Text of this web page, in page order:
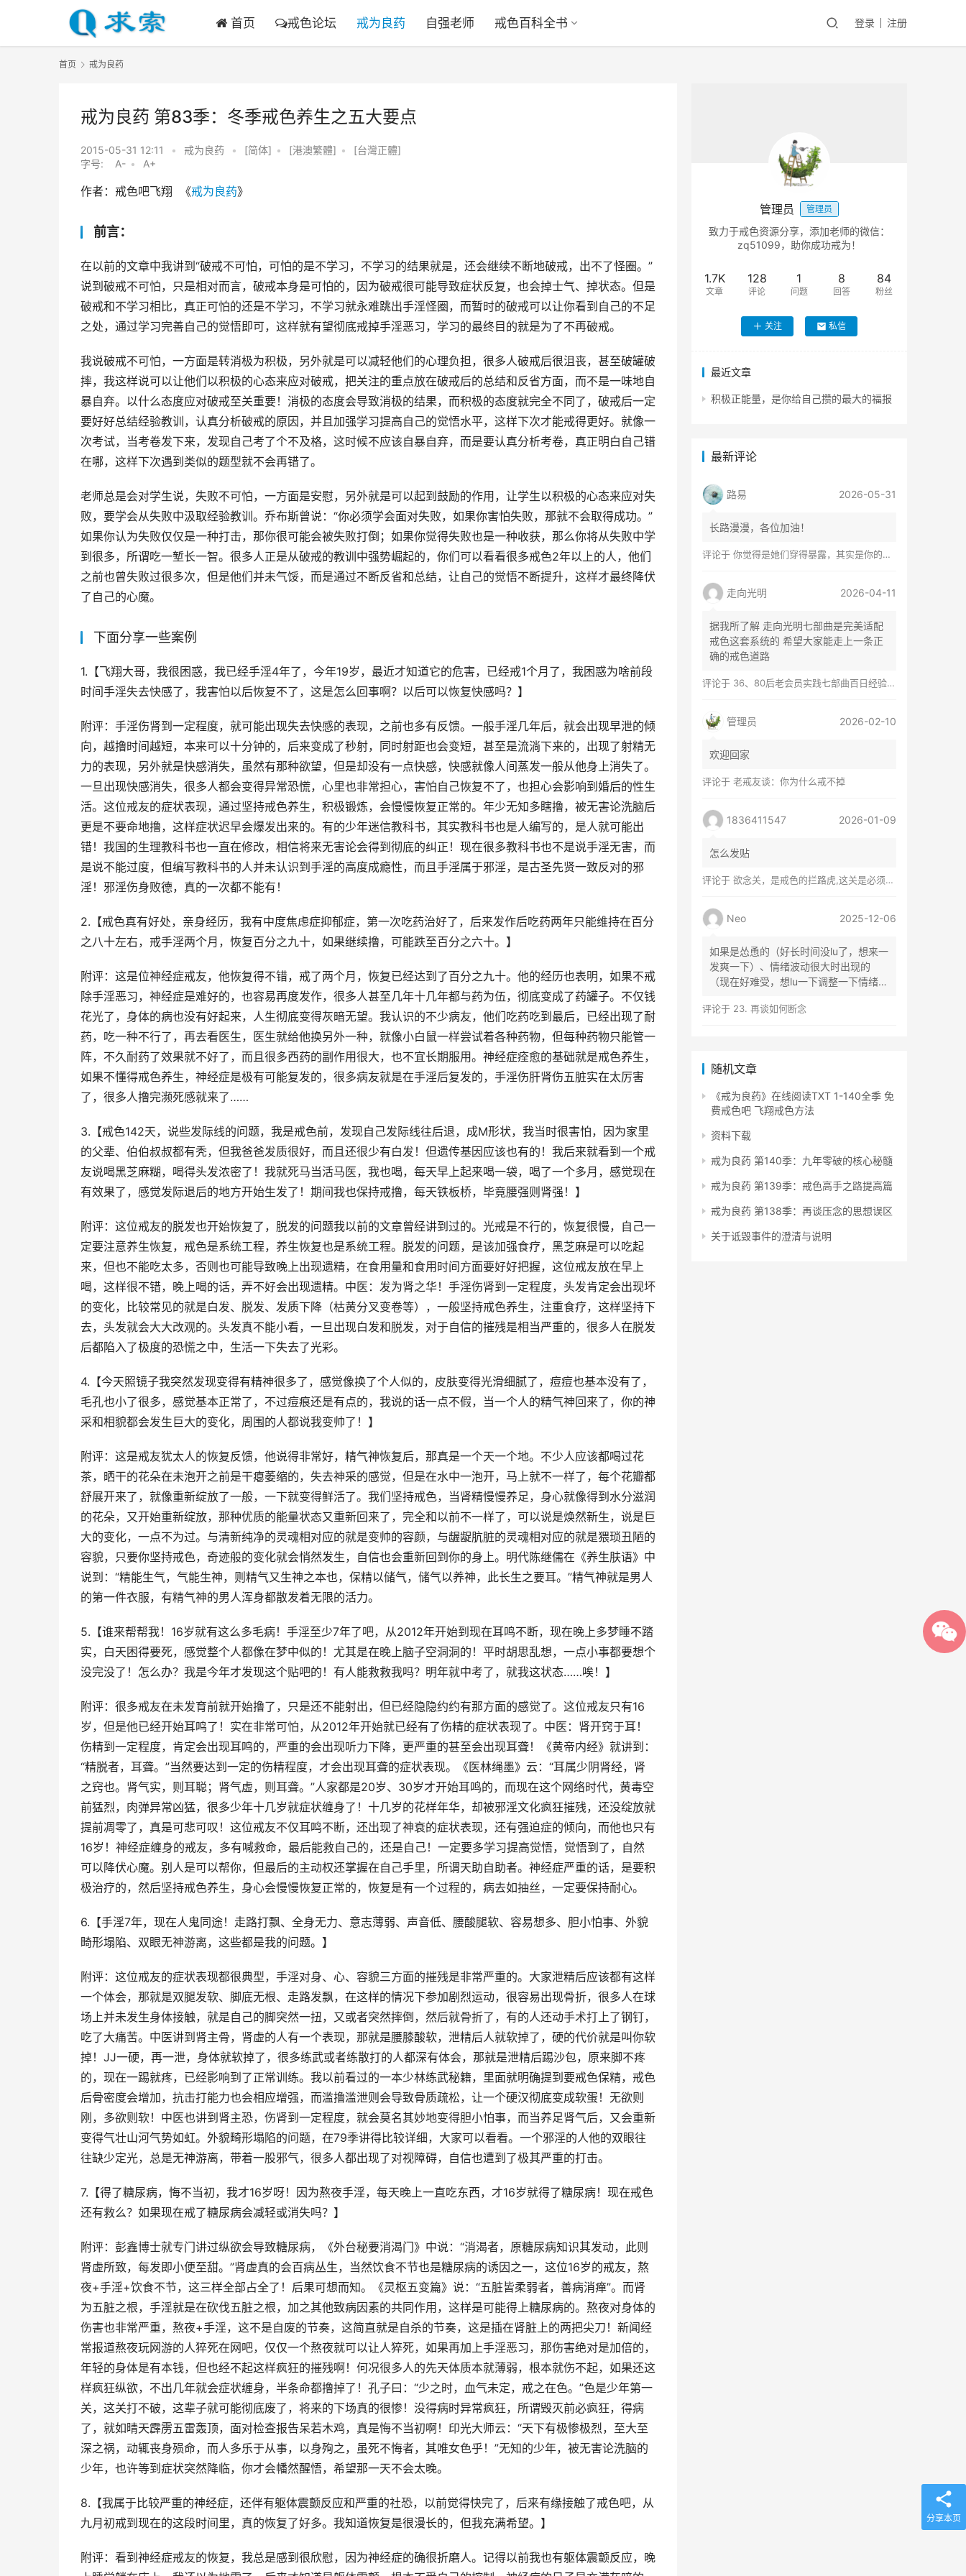
首页 戒色论坛 戒为良药 自强老师 戒色百科全书 登录 注册
首页 戒为良药
戒为良药 第83季：冬季戒色养生之五大要点
2015-05-31 12:11 • 戒为良药 • [简体] • [港澳繁體] •
[台灣正體]
字号:
A- • A+
作者：戒色吧飞翔  《戒为良药》
前言：
在以前的文章中我讲到“破戒不可怕，可怕的是不学习，不学习的结果就是，还会继续不断地破戒，出不了怪圈。”
说到破戒不可怕，只是相对而言，破戒本身是可怕的，因为破戒很可能导致症状反复，也会掉士气、掉状态。但是
破戒和不学习相比，真正可怕的还是不学习，不学习就永难跳出手淫怪圈，而暂时的破戒可以让你看到自己的不足
之处，通过学习完善自己的觉悟即可，这样就有望彻底戒掉手淫恶习，学习的最终目的就是为了不再破戒。
我说破戒不可怕，一方面是转消极为积极，另外就是可以减轻他们的心理负担，很多人破戒后很沮丧，甚至破罐破
摔，我这样说可以让他们以积极的心态来应对破戒，把关注的重点放在破戒后的总结和反省方面，而不是一味地自
暴自弃。以什么态度应对破戒至关重要！消极的态度会导致消极的结果，而积极的态度就完全不同了，破戒后一定
要好好总结经验教训，认真分析破戒的原因，并且加强学习提高自己的觉悟水平，这样下次才能戒得更好。就像一
次考试，当考卷发下来，发现自己考了个不及格，这时候不应该自暴自弃，而是要认真分析考卷，真正明白自己错
在哪，这样下次遇到类似的题型就不会再错了。
老师总是会对学生说，失败不可怕，一方面是安慰，另外就是可以起到鼓励的作用，让学生以积极的心态来应对失
败，要学会从失败中汲取经验教训。乔布斯曾说：“你必须学会面对失败，如果你害怕失败，那就不会取得成功。”
如果你认为失败仅仅是一种打击，那你很可能会被失败打倒；如果你觉得失败也是一种收获，那么你将从失败中学
到很多，所谓吃一堑长一智。很多人正是从破戒的教训中强势崛起的，你们可以看看很多戒色2年以上的人，他们
之前也曾失败过很多次，但是他们并未气馁，而是通过不断反省和总结，让自己的觉悟不断提升，这样才最终降伏
了自己的心魔。
下面分享一些案例
1.【飞翔大哥，我很困惑，我已经手淫4年了，今年19岁，最近才知道它的危害，已经戒1个月了，我困惑为啥前段
时间手淫失去快感了，我害怕以后恢复不了，这是怎么回事啊？以后可以恢复快感吗？】
附评：手淫伤肾到一定程度，就可能出现失去快感的表现，之前也多有反馈。一般手淫几年后，就会出现早泄的倾
向，越撸时间越短，本来可以十分钟的，后来变成了秒射，同时射距也会变短，甚至是流淌下来的，出现了射精无
力的表现，另外就是快感消失，虽然有那种欲望，但是却没有一点快感，快感就像人间蒸发一般从他身上消失了。
一旦出现快感消失，很多人都会变得异常恐慌，心里也非常担心，害怕自己恢复不了，也担心会影响到婚后的性生
活。这位戒友的症状表现，通过坚持戒色养生，积极锻炼，会慢慢恢复正常的。年少无知多瞎撸，被无害论洗脑后
更是不要命地撸，这样症状迟早会爆发出来的。有的少年迷信教科书，其实教科书也是人编写的，是人就可能出
错！我国的生理教科书也一直在修改，相信将来无害论会得到彻底的纠正！现在很多教科书也不是说手淫无害，而
是说不能过度，但编写教科书的人并未认识到手淫的高度成瘾性，而且手淫属于邪淫，是古圣先贤一致反对的邪
淫！邪淫伤身败德，真的一次都不能有！
2.【戒色真有好处，亲身经历，我有中度焦虑症抑郁症，第一次吃药治好了，后来发作后吃药两年只能维持在百分
之八十左右，戒手淫两个月，恢复百分之九十，如果继续撸，可能跌至百分之六十。】
附评：这是位神经症戒友，他恢复得不错，戒了两个月，恢复已经达到了百分之九十。他的经历也表明，如果不戒
除手淫恶习，神经症是难好的，也容易再度发作，很多人甚至几年十几年都与药为伍，彻底变成了药罐子。不仅钱
花光了，身体的病也没有好起来，人生彻底变得灰暗无望。我认识的不少病友，他们吃药吃到最后，已经出现了耐
药，吃一种不行了，再去看医生，医生就给他换另外一种，就像小白鼠一样尝试着各种药物，但每种药物只能管一
阵，不久耐药了效果就不好了，而且很多西药的副作用很大，也不宜长期服用。神经症痊愈的基础就是戒色养生，
如果不懂得戒色养生，神经症是极有可能复发的，很多病友就是在手淫后复发的，手淫伤肝肾伤五脏实在太厉害
了，很多人撸完濒死感就来了……
3.【戒色142天，说些发际线的问题，我是戒色前，发现自己发际线往后退，成M形状，我当时很害怕，因为家里
的父辈、伯伯叔叔都有秃，但我爸爸发质很好，而且还很少有白发！但遗传基因应该也有的！我后来就看到一个戒
友说喝黑芝麻糊，喝得头发浓密了！我就死马当活马医，我也喝，每天早上起来喝一袋，喝了一个多月，感觉现在
有效果了，感觉发际退后的地方开始生发了！期间我也保持戒撸，每天铁板桥，毕竟腰强则肾强！】
附评：这位戒友的脱发也开始恢复了，脱发的问题我以前的文章曾经讲到过的。光戒是不行的，恢复很慢，自己一
定要注意养生恢复，戒色是系统工程，养生恢复也是系统工程。脱发的问题，是该加强食疗，黑芝麻是可以吃起
来，但也不能吃太多，否则也可能导致晚上出现遗精，在食用量和食用时间方面要好好把握，这位戒友放在早上
喝，这样很不错，晚上喝的话，弄不好会出现遗精。中医：发为肾之华！手淫伤肾到一定程度，头发肯定会出现坏
的变化，比较常见的就是白发、脱发、发质下降（枯黄分叉变卷等），一般坚持戒色养生，注重食疗，这样坚持下
去，头发就会大大改观的。头发真不能小看，一旦出现白发和脱发，对于自信的摧残是相当严重的，很多人在脱发
后都陷入了极度的恐慌之中，生活一下失去了光彩。
4.【今天照镜子我突然发现变得有精神很多了，感觉像换了个人似的，皮肤变得光滑细腻了，痘痘也基本没有了，
毛孔也小了很多，感觉基本正常了，不过痘痕还是有点的，我说的话一点不假，当一个人的精气神回来了，你的神
采和相貌都会发生巨大的变化，周围的人都说我变帅了！】
附评：这是戒友犹太人的恢复反馈，他说得非常好，精气神恢复后，那真是一个天一个地。不少人应该都喝过花
茶，晒干的花朵在未泡开之前是干瘪萎缩的，失去神采的感觉，但是在水中一泡开，马上就不一样了，每个花瓣都
舒展开来了，就像重新绽放了一般，一下就变得鲜活了。我们坚持戒色，当肾精慢慢养足，身心就像得到水分滋润
的花朵，又开始重新绽放，那种优质的能量状态又重新回来了，完全和以前不一样了，可以说是焕然新生，说是巨
大的变化，一点不为过。与清新纯净的灵魂相对应的就是变帅的容颜，与龌龊肮脏的灵魂相对应的就是猥琐丑陋的
容貌，只要你坚持戒色，奇迹般的变化就会悄然发生，自信也会重新回到你的身上。明代陈继儒在《养生肤语》中
说到：“精能生气，气能生神，则精气又生神之本也，保精以储气，储气以养神，此长生之要耳。”精气神就是男人
的第一件衣服，有精气神的男人浑身都散发着无限的活力。
5.【谁来帮帮我！16岁就有这么多毛病！手淫至少7年了吧，从2012年开始到现在耳鸣不断，现在晚上多梦睡不踏
实，白天困得要死，感觉整个人都像在梦中似的！尤其是在晚上脑子空洞洞的！平时胡思乱想，一点小事都要想个
没完没了！怎么办？我是今年才发现这个贴吧的！有人能救救我吗？明年就中考了，就我这状态……唉！】
附评：很多戒友在未发育前就开始撸了，只是还不能射出，但已经隐隐约约有那方面的感觉了。这位戒友只有16
岁，但是他已经开始耳鸣了！实在非常可怕，从2012年开始就已经有了伤精的症状表现了。中医：肾开窍于耳！
伤精到一定程度，肯定会出现耳鸣的，严重的会出现听力下降，更严重的甚至会出现耳聋！《黄帝内经》就讲到：
“精脱者，耳聋。”当然要达到一定的伤精程度，才会出现耳聋的症状表现。《医林绳墨》云：“耳属少阴肾经，肾
之窍也。肾气实，则耳聪；肾气虚，则耳聋。”人家都是20岁、30岁才开始耳鸣的，而现在这个网络时代，黄毒空
前猛烈，肉弹异常凶猛，很多少年十几岁就症状缠身了！十几岁的花样年华，却被邪淫文化疯狂摧残，还没绽放就
提前凋零了，真是可悲可叹！这位戒友不仅耳鸣不断，还出现了神衰的症状表现，还有强迫症的倾向，而他也只有
16岁！神经症缠身的戒友，多有喊救命，最后能救自己的，还是自己！一定要多学习提高觉悟，觉悟到了，自然
可以降伏心魔。别人是可以帮你，但最后的主动权还掌握在自己手里，所谓天助自助者。神经症严重的话，是要积
极治疗的，然后坚持戒色养生，身心会慢慢恢复正常的，恢复是有一个过程的，病去如抽丝，一定要保持耐心。
6.【手淫7年，现在人鬼同途！走路打飘、全身无力、意志薄弱、声音低、腰酸腿软、容易想多、胆小怕事、外貌
畸形塌陷、双眼无神游离，这些都是我的问题。】
附评：这位戒友的症状表现都很典型，手淫对身、心、容貌三方面的摧残是非常严重的。大家泄精后应该都有这样
一个体会，那就是双腿发软、脚底无根、走路发飘，在这样的情况下参加剧烈运动，很容易出现骨折，很多人在球
场上并未发生身体接触，就是自己的脚突然一扭，又或者突然摔倒，然后就骨折了，有的人还动手术打上了钢钉，
吃了大痛苦。中医讲到肾主骨，肾虚的人有一个表现，那就是腰膝酸软，泄精后人就软掉了，硬的代价就是叫你软
掉！JJ一硬，再一泄，身体就软掉了，很多练武或者练散打的人都深有体会，那就是泄精后踢沙包，原来脚不疼
的，现在一踢就疼，已经影响到了正常训练。我以前看过的一本少林练武秘籍，里面就明确提到要戒色保精，戒色
后骨密度会增加，抗击打能力也会相应增强，而滥撸滥泄则会导致骨质疏松，让一个硬汉彻底变成软蛋！无欲则
刚，多欲则软！中医也讲到肾主恐，伤肾到一定程度，就会莫名其妙地变得胆小怕事，而当养足肾气后，又会重新
变得气壮山河气势如虹。外貌畸形塌陷的问题，在79季讲得比较详细，大家可以看看。一个邪淫的人他的双眼往
往缺少定光，总是无神游离，带着一股邪气，很多人都出现了对视障碍，自信也遭到了极其严重的打击。
7.【得了糖尿病，悔不当初，我才16岁呀！因为熬夜手淫，每天晚上一直吃东西，才16岁就得了糖尿病！现在戒色
还有救么？如果现在戒了糖尿病会减轻或消失吗？】
附评：彭鑫博士就专门讲过纵欲会导致糖尿病，《外台秘要消渴门》中说：“消渴者，原糖尿病知识其发动，此则
肾虚所致，每发即小便至甜。”肾虚真的会百病丛生，当然饮食不节也是糖尿病的诱因之一，这位16岁的戒友，熬
夜+手淫+饮食不节，这三样全部占全了！后果可想而知。《灵枢五变篇》说：“五脏皆柔弱者，善病消瘅”。而肾
为五脏之根，手淫就是在砍伐五脏之根，加之其他致病因素的共同作用，这样是可能得上糖尿病的。熬夜对身体的
伤害也非常严重，熬夜+手淫，这不是自废的节奏，这简直就是自杀的节奏，这是插在肾脏上的两把尖刀！新闻经
常报道熬夜玩网游的人猝死在网吧，仅仅一个熬夜就可以让人猝死，如果再加上手淫恶习，那伤害绝对是加倍的，
年轻的身体是有本钱，但也经不起这样疯狂的摧残啊！何况很多人的先天体质本就薄弱，根本就伤不起，如果还这
样疯狂纵欲，不出几年就会症状缠身，半条命都撸掉了！孔子曰：“少之时，血气未定，戒之在色。”色是少年第一
关，这关打不破，这辈子就可能彻底废了，将来的下场真的很惨！没得病时异常疯狂，所谓毁灭前必疯狂，得病
了，就如晴天霹雳五雷轰顶，面对检查报告呆若木鸡，真是悔不当初啊！印光大师云：“天下有极惨极烈，至大至
深之祸，动辄丧身殒命，而人多乐于从事，以身殉之，虽死不悔者，其唯女色乎！”无知的少年，被无害论洗脑的
少年，也许等到症状突然降临，你才会幡然醒悟，希望那一天不会太晚。
8.【我属于比较严重的神经症，还伴有躯体震颤反应和严重的社恐，以前觉得快完了，后来有缘接触了戒色吧，从
九月初戒到现在的这段时间里，真的恢复了好多。我知道恢复是很漫长的，但我充满希望。】
附评：看到神经症戒友的恢复，我总是感到很欣慰，因为神经症的确很折磨人。记得以前我也有躯体震颤反应，晚
管理员 管理员
致力于戒色资源分享，添加老师的微信：
zq51099，助你成功戒为！
1.7K
文章
128
评论
1
问题
8
回答
84
粉丝
关注 私信
最近文章
积极正能量，是你给自己攒的最大的福报
最新评论
路易 2026-05-31
长路漫漫，各位加油！
评论于 你觉得是她们穿得暴露，其实是你的心在着火
走向光明 2026-04-11
据我所了解 走向光明七部曲是完美适配
戒色这套系统的 希望大家能走上一条正
确的戒色道路
评论于 36、80后老会员实践七部曲百日经验谈兼苦口忠言
管理员 2026-02-10
欢迎回家
评论于 老戒友谈：你为什么戒不掉
1836411547 2026-01-09
怎么发贴
评论于 欲念关，是戒色的拦路虎,这关是必须过的
Neo 2025-12-06
如果是怂恿的（好长时间没lu了，想来一
发爽一下）、情绪波动很大时出现的
（现在好难受，想lu一下调整一下情绪）
评论于 23. 再谈如何断念
随机文章
《戒为良药》在线阅读TXT 1-140全季 免
费戒色吧 飞翔戒色方法
资料下载
戒为良药 第140季：九年零破的核心秘髓
戒为良药 第139季：戒色高手之路提高篇
戒为良药 第138季：再谈压念的思想误区
关于诋毁事件的澄清与说明
分享本页